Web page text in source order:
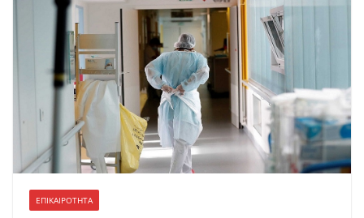
ΕΠΙΚΑΙΡΟΤΗΤΑ